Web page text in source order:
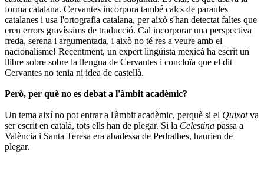
forma catalana. Cervantes incorpora també calcs de paraules
catalanes i usa l'ortografia catalana, per això s'han detectat faltes que
eren errors gravíssims de traducció. Cal incorporar una perspectiva
freda, serena i argumentada, i això no té res a veure amb el
nacionalisme! Recentment, un expert lingüista mexicà ha escrit un
llibre sobre sobre la llengua de Cervantes i concloïa que el dit
Cervantes no tenia ni idea de castellà.
Però, per què no es debat a l'àmbit acadèmic?
Un tema així no pot entrar a l'àmbit acadèmic, perquè si el Quixotva
ser escrit en català, tots ells han de plegar. Si la Celestina passa a
València i Santa Teresa era abadessa de Pedralbes, haurien de
plegar.